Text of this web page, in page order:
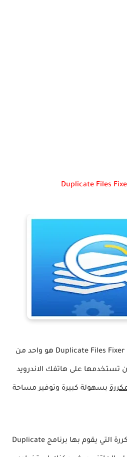
يعتبر برنامج Duplicate Files Fixer and Remover هو واحد من
تستخدمها على هاتفك الاندرويد
بسهولة كبيرة وتوفير مساحة
ليس فقط حذف الصور المكررة التي يقوم بها برنامج Duplicate